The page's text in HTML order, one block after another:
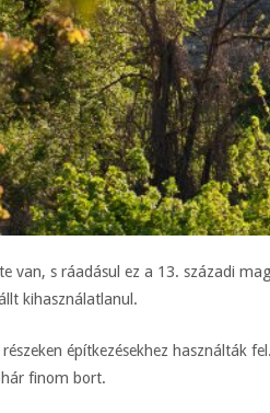
van, s ráadásul ez a 13. századi
kihasználatlanul.
építkezésekhez használták
finom bort.